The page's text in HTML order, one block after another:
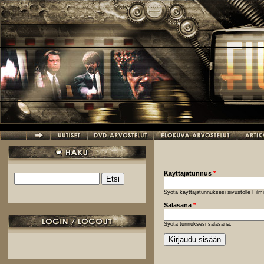
Hyppää pääsisältöön
Hakulomake
Käyttäjätunnus *
Syötä käyttäjätunnuksesi sivustolle
Salasana *
Syötä tunnuksesi salasana.